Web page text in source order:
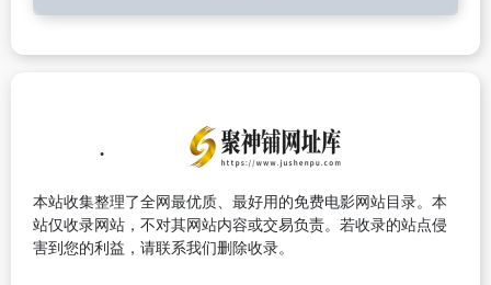
本站收集整理了全网最优质、最好用的免费电影网站目录。本
站仅收录网站，不对其网站内容或交易负责。若收录的站点侵
害到您的利益，请联系我们删除收录。